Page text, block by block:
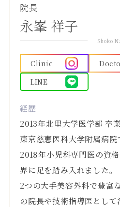
院長
永峯 祥子
Shoko
Clinic
LINE
経歴
2013年北里大学医学部 卒
東京慈恵医科大学附属病
2018年小児科専門医の資
界に足を踏み入れました。
2つの大手美容外科で豊富
の院長や技術指導医として